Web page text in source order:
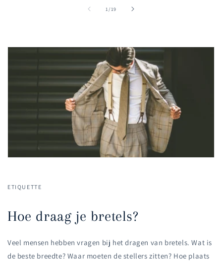
1/van
19
ETIQUETTE
Hoe draag je bretels?
Veel mensen hebben vragen bij het dragen van bretels. Wat is
de beste breedte? Waar moeten de stellers zitten? Hoe plaats